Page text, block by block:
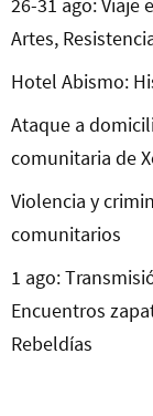
Artes,
Hotel Abismo:
Ataque a
comunitaria de
Violencia y
comunitarios
1 ago:
Encuentros
Rebeldías